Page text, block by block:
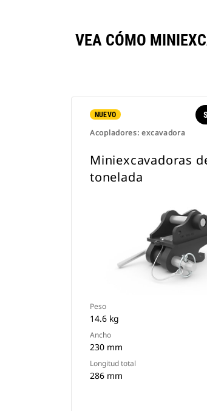
VEA CÓMO
NUEVO
Acopladores: excavadora
Miniexcavadoras
tonelada
Peso
14.6 kg
Ancho
230 mm
Longitud total
286 mm